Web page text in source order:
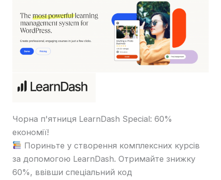
Чорна п'ятниця LearnDash Special: 60%
економії!
Пориньте у створення комплексних курсів
за допомогою LearnDash. Отримайте знижку
60%, ввівши спеціальний код